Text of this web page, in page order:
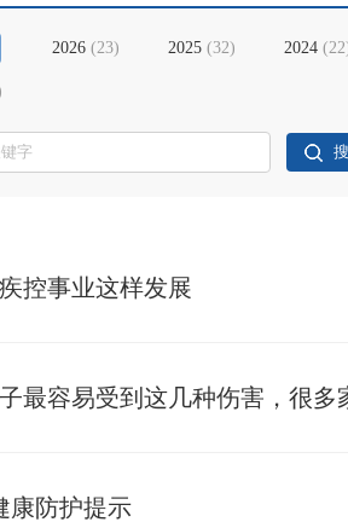
2026 (23) 2025 (32) 2024 (22
控事业这样发展
最容易受到这几种伤害，很多
康防护提示